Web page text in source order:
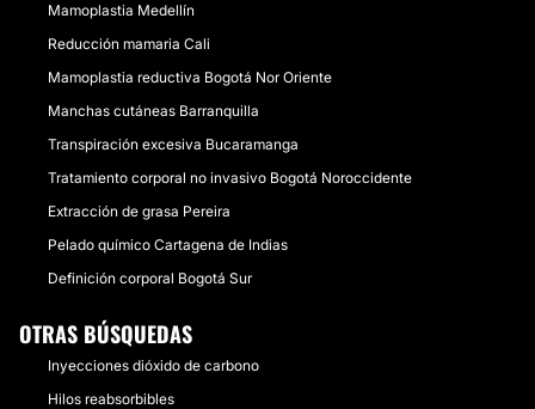
Mamoplastia Medellín
Reducción mamaria Cali
Mamoplastia reductiva Bogotá Nor Oriente
Manchas cutáneas Barranquilla
Transpiración excesiva Bucaramanga
Tratamiento corporal no invasivo Bogotá Noroccidente
Extracción de grasa Pereira
Pelado químico Cartagena de Indias
Definición corporal Bogotá Sur
OTRAS BÚSQUEDAS
Inyecciones dióxido de carbono
Hilos reabsorbibles